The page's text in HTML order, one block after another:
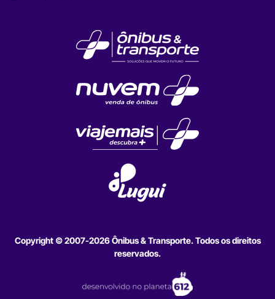
Copyright © 2007-2026 Ônibus & Transporte. Todos os direitos
reservados.